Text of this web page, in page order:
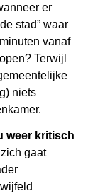
er
stad” waar
vanaf
Terwijl
niets
weer kritisch
gaat